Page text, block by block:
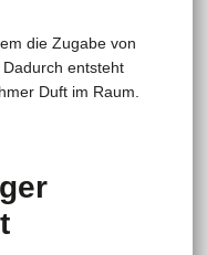
die Zugabe von
entsteht
Duft im Raum.